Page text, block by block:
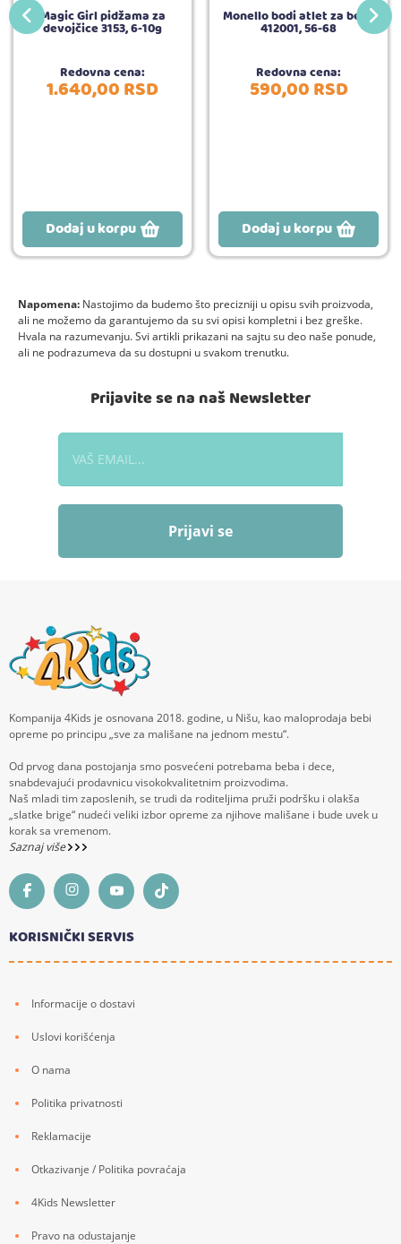
Magic Girl pidžama za
devojčice 3153, 6-10g
Redovna cena:
1.640,00RSD
Dodaj u korpu
Monello bodi atlet za bebe
412001, 56-68
Redovna cena:
590,00RSD
Dodaj u korpu
Napomena: Nastojimo da budemo što precizniji u opisu svih proizvoda,
ali ne možemo da garantujemo da su svi opisi kompletni i bez greške.
Hvala na razumevanju. Svi artikli prikazani na sajtu su deo naše ponude,
ali ne podrazumeva da su dostupni u svakom trenutku.
Prijavite se na naš Newsletter
Prijavi se
Kompanija 4Kids je osnovana 2018. godine, u Nišu, kao maloprodaja bebi
opreme po principu „sve za mališane na jednom mestu“.
Od prvog dana postojanja smo posvećeni potrebama beba i dece,
snabdevajući prodavnicu visokokvalitetnim proizvodima.
Naš mladi tim zaposlenih, se trudi da roditeljima pruži podršku i olakša
„slatke brige“ nudeći veliki izbor opreme za njihove mališane i bude uvek u
korak sa vremenom.
Saznaj više
KORISNIČKI SERVIS
Informacije o dostavi
Uslovi korišćenja
O nama
Politika privatnosti
Reklamacije
Otkazivanje / Politika povraćaja
4Kids Newsletter
Pravo na odustajanje